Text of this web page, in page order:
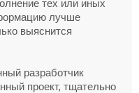
тех или иных
лучше
выяснится
разработчик
проект, тщательно